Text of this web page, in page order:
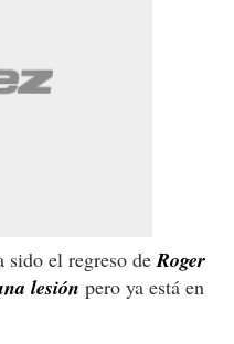
sido el regreso de Roger
lesión pero ya está en